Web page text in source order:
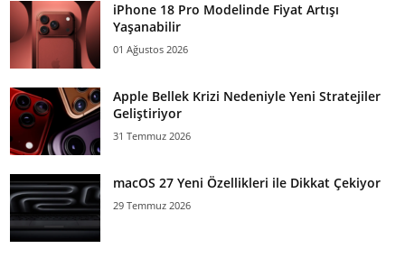
iPhone 18 Pro Modelinde Fiyat Artışı
Yaşanabilir
01 Ağustos 2026
Apple Bellek Krizi Nedeniyle Yeni Stratejiler
Geliştiriyor
31 Temmuz 2026
macOS 27 Yeni Özellikleri ile Dikkat Çekiyor
29 Temmuz 2026